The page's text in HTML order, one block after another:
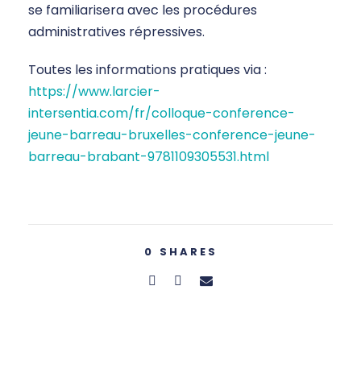
se familiarisera avec les procédures
administratives répressives.
Toutes les informations pratiques via :
https://www.larcier-
intersentia.com/fr/colloque-conference-
jeune-barreau-bruxelles-conference-jeune-
barreau-brabant-9781109305531.html
0 SHARES